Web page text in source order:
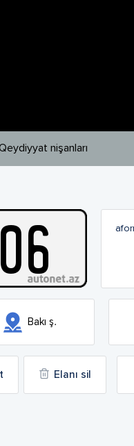
nişanları
Bakı ş.
Elanı sil